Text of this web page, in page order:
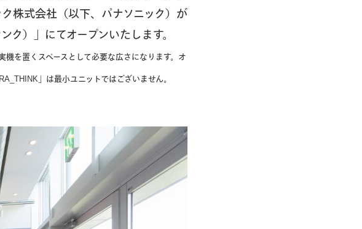
株式会社（以下、パナソニック）が
ク）」にてオープンいたします。
機を置くスペースとして必要な広さになります。オ
」は最小ユニットではございません。